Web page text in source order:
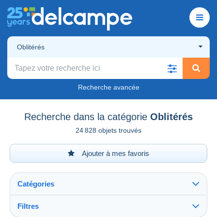
Oblitérés
Recherche avancée
Recherche dans la catégorie Oblitérés
24 828 objets trouvés
Ajouter à mes favoris
Catégories
Filtres